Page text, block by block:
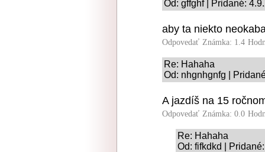
Od: gffghf | Pridané:
aby ta niekto
Odpovedať Známka: 1.4
Re: Hahaha
Od: nhgnhgnfg |
A jazdíš na 15
Odpovedať Známka: 0.0
Re: Hahaha
Od: fifkdkd |